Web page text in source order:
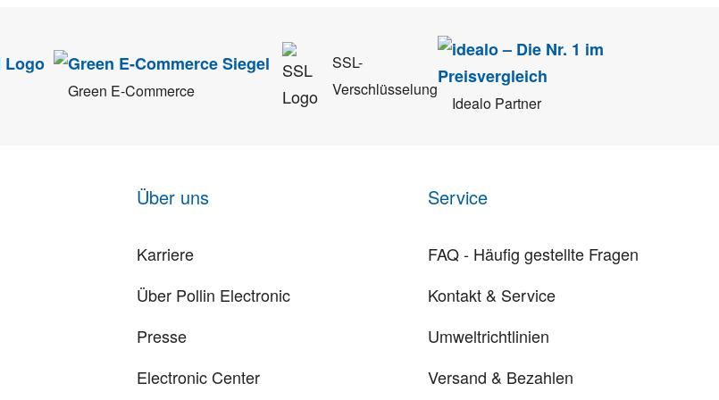
Green E-Commerce
SSL-
Verschlüsselung
Idealo Partner
Über uns
Karriere
Über Pollin Electronic
Presse
Electronic Center
Service
FAQ - Häufig gestellte Fragen
Kontakt & Service
Umweltrichtlinien
Versand & Bezahlen